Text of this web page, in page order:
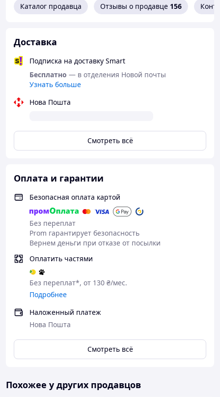
Каталог продавца Отзывы о продавце 156
Доставка
Подписка на доставку Smart
Бесплатно — в отделения Новой почты
Узнать больше
Нова Пошта
Смотреть всё
Оплата и гарантии
Безопасная оплата картой
Без переплат
Prom гарантирует безопасность
Вернем деньги при отказе от посылки
Оплатить частями
Без переплат*, от 130 ₴/мес.
Подробнее
Наложенный платеж
Нова Пошта
Смотреть всё
Похожее у других продавцов